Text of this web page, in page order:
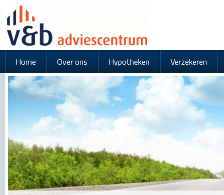
Home Over ons Hypotheken Verzekeren